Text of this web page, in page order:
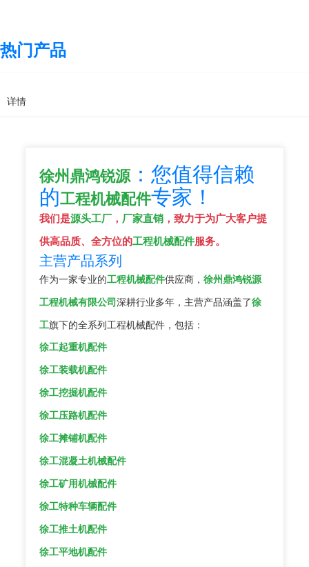
热门产品
详情
徐州鼎鸿锐源：您值得信赖
的工程机械配件专家！
我们是源头工厂， 厂家直销，致力于为广大客户提
供高品质、全方位的工程机械配件服务。
主营产品系列
作为一家专业的工程机械配件供应商， 徐州鼎鸿锐源
工程机械有限公司深耕行业多年，主营产品涵盖了徐
工旗下的全系列工程机械配件，包括：
徐工起重机配件
徐工装载机配件
徐工挖掘机配件
徐工压路机配件
徐工摊铺机配件
徐工混凝土机械配件
徐工矿用机械配件
徐工特种车辆配件
徐工推土机配件
徐工平地机配件